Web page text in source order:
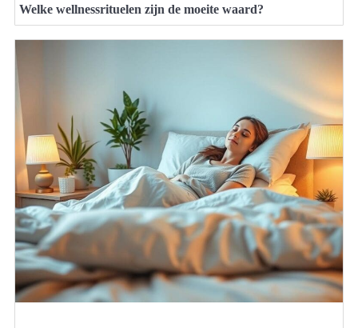
Welke wellnessrituelen zijn de moeite waard?